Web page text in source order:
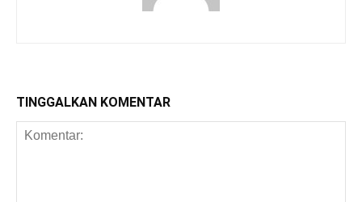
TINGGALKAN KOMENTAR